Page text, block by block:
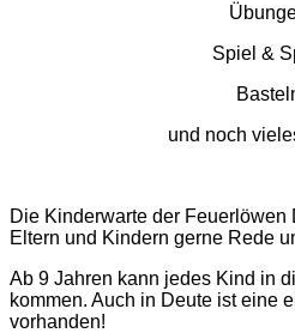
Spiel &
und noch
Die Kinderwarte der Feuerlöwen
Eltern und Kindern gerne Rede
Ab 9 Jahren kann jedes Kind in
kommen. Auch in Deute ist eine
vorhanden!